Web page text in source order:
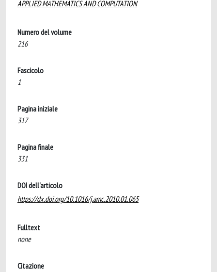
APPLIED MATHEMATICS AND COMPUTATION
Numero del volume
216
Fascicolo
1
Pagina iniziale
317
Pagina finale
331
DOI dell'articolo
https://dx.doi.org/10.1016/j.amc.2010.01.065
Fulltext
none
Citazione